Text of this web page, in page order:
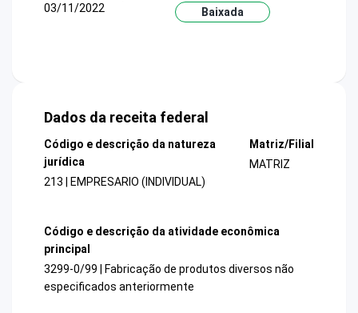
03/11/2022
Baixada
Dados da receita federal
Código e descrição da natureza
jurídica
213 | EMPRESARIO (INDIVIDUAL)
Matriz/Filial
MATRIZ
Código e descrição da atividade econômica
principal
3299-0/99 | Fabricação de produtos diversos não
especificados anteriormente